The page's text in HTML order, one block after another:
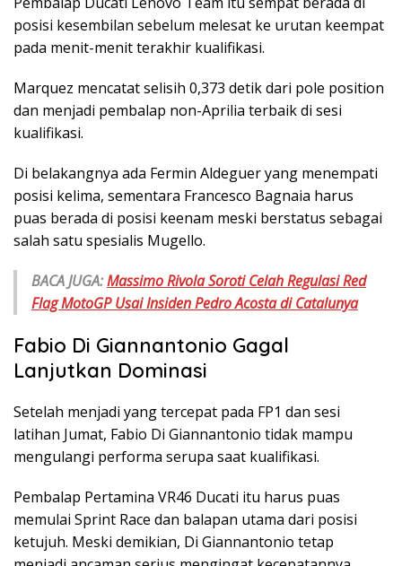
posisi kesembilan sebelum melesat ke urutan keempat
pada menit-menit terakhir kualifikasi.
Marquez mencatat selisih 0,373 detik dari pole position
dan menjadi pembalap non-Aprilia terbaik di sesi
kualifikasi.
Di belakangnya ada Fermin Aldeguer yang menempati
posisi kelima, sementara Francesco Bagnaia harus
puas berada di posisi keenam meski berstatus sebagai
salah satu spesialis Mugello.
BACA JUGA:Massimo Rivola Soroti Celah Regulasi Red
Flag MotoGP Usai Insiden Pedro Acosta di Catalunya
Fabio Di Giannantonio Gagal
Lanjutkan Dominasi
Setelah menjadi yang tercepat pada FP1 dan sesi
latihan Jumat, Fabio Di Giannantonio tidak mampu
mengulangi performa serupa saat kualifikasi.
Pembalap Pertamina VR46 Ducati itu harus puas
memulai Sprint Race dan balapan utama dari posisi
ketujuh. Meski demikian, Di Giannantonio tetap